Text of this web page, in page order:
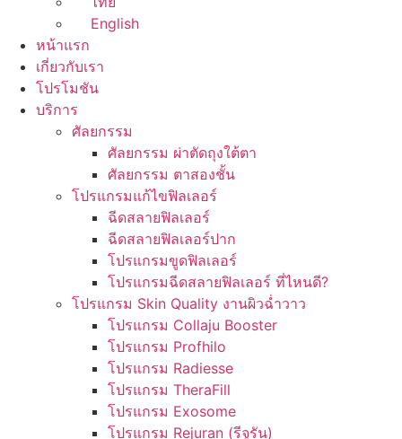
English
หน้าแรก
เกี่ยวกับเรา
โปรโมชัน
บริการ
ศัลยกรรม
ศัลยกรรม ผ่าตัดถุงใต้ตา
ศัลยกรรม ตาสองชั้น
โปรแกรมแก้ไขฟิลเลอร์
ฉีดสลายฟิลเลอร์
ฉีดสลายฟิลเลอร์ปาก
โปรแกรมขูดฟิลเลอร์
โปรแกรมฉีดสลายฟิลเลอร์ ที่ไหนดี?
โปรแกรม Skin Quality งานผิวฉ่ำวาว
โปรแกรม Collaju Booster
โปรแกรม Profhilo
โปรแกรม Radiesse
โปรแกรม TheraFill
โปรแกรม Exosome
โปรแกรม Rejuran (รีจูรัน)